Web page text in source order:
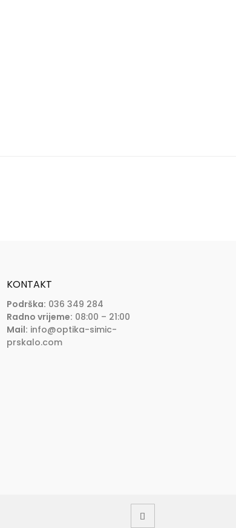
KONTAKT
Podrška: 036 349 284
Radno vrijeme: 08:00 – 21:00
Mail: info@optika-simic-
prskalo.com